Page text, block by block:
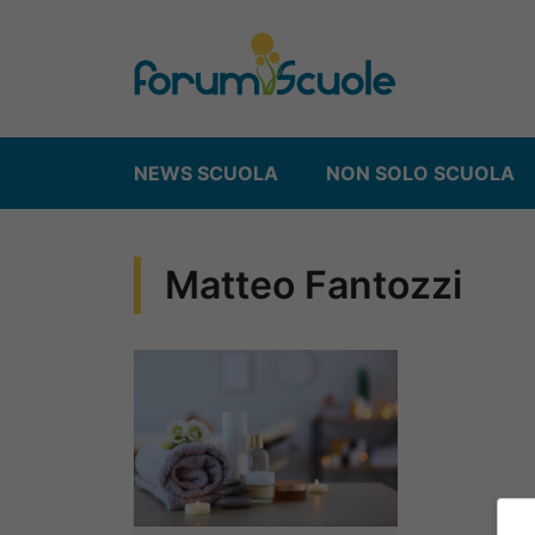
NEWS SCUOLA NON SOLO SCUOLA
Matteo Fantozzi